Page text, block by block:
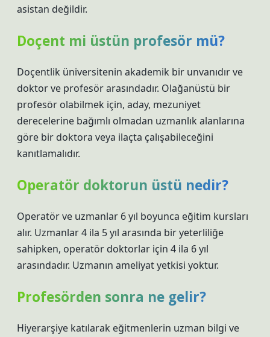
asistan değildir.
Doçent mi üstün profesör mü?
Doçentlik üniversitenin akademik bir unvanıdır ve
doktor ve profesör arasındadır. Olağanüstü bir
profesör olabilmek için, aday, mezuniyet
derecelerine bağımlı olmadan uzmanlık alanlarına
göre bir doktora veya ilaçta çalışabileceğini
kanıtlamalıdır.
Operatör doktorun üstü nedir?
Operatör ve uzmanlar 6 yıl boyunca eğitim kursları
alır. Uzmanlar 4 ila 5 yıl arasında bir yeterliliğe
sahipken, operatör doktorlar için 4 ila 6 yıl
arasındadır. Uzmanın ameliyat yetkisi yoktur.
Profesörden sonra ne gelir?
Hiyerarşiye katılarak eğitmenlerin uzman bilgi ve